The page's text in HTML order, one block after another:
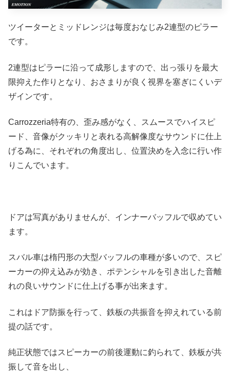
ツイーターとミッドレンジは毎度おなじみ2連型のピラー
です。
2連型はピラーに沿って成形しますので、出っ張りを最大
限抑えた作りとなり、おさまりが良く視界を塞ぎにくいデ
ザインです。
Carrozzeria特有の、歪み感がなく、スムースでハイスピ
ード、音像がクッキリと表れる高解像度なサウンドに仕上
げる為に、それぞれの角度出し、位置決めを入念に行い作
りこんでいます。
ドアは写真がありませんが、インナーバッフルで収めてい
ます。
スバル車は楕円形の大型バッフルの車種が多いので、スピ
ーカーの抑え込みが効き、ポテンシャルを引き出した音離
れの良いサウンドに仕上げる事が出来ます。
これはドア防振を行って、鉄板の共振音を抑えれている前
提の話です。
純正状態ではスピーカーの前後運動に釣られて、鉄板が共
振して音を出し、